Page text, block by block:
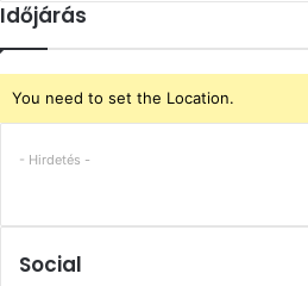
Időjárás
You need to set the Location.
- Hirdetés -
Social